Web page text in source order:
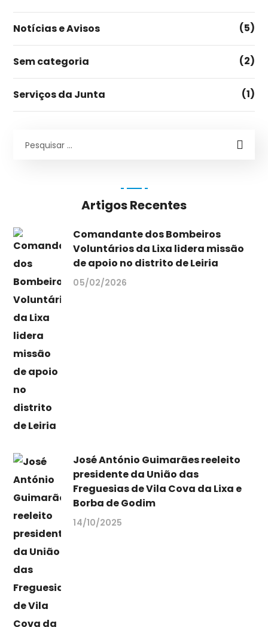
Notícias e Avisos (5)
Sem categoria (2)
Serviços da Junta (1)
Artigos Recentes
Comandante dos Bombeiros
Voluntários da Lixa lidera missão
de apoio no distrito de Leiria
05/02/2026
José António Guimarães reeleito
presidente da União das
Freguesias de Vila Cova da Lixa e
Borba de Godim
14/10/2025